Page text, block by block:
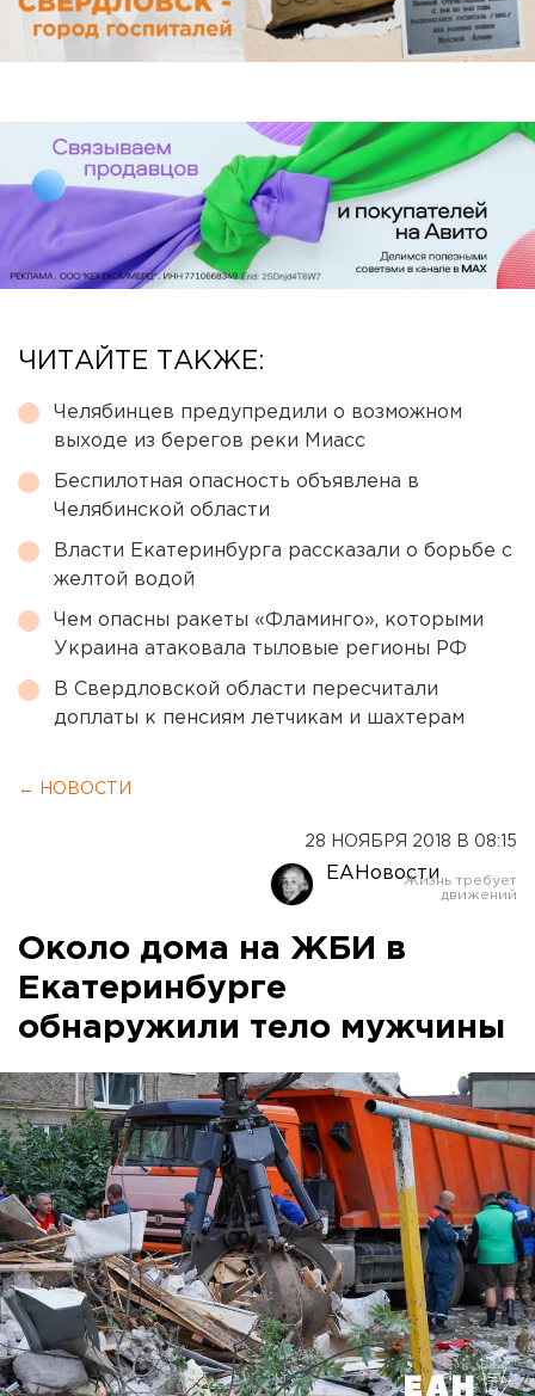
ЧИТАЙТЕ ТАКЖЕ:
Челябинцев предупредили о возможном
выходе из берегов реки Миасс
Беспилотная опасность объявлена в
Челябинской области
Власти Екатеринбурга рассказали о борьбе с
желтой водой
Чем опасны ракеты «Фламинго», которыми
Украина атаковала тыловые регионы РФ
В Свердловской области пересчитали
доплаты к пенсиям летчикам и шахтерам
← НОВОСТИ
28 НОЯБРЯ 2018 В 08:15
ЕАНовости
Около дома на ЖБИ в
Екатеринбурге
обнаружили тело мужчины